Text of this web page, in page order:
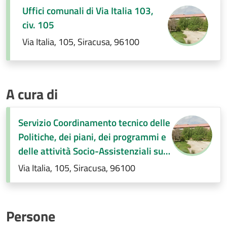
Uffici comunali di Via Italia 103,
civ. 105
Via Italia, 105, Siracusa, 96100
A cura di
Servizio Coordinamento tecnico delle
Politiche, dei piani, dei programmi e
delle attività Socio-Assistenziali sul
territorio- Interventi di contrasto alla
povertà (E.Q)
Via Italia, 105, Siracusa, 96100
Persone